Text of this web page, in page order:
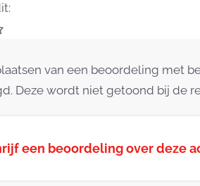
van een beoordeling met
Deze wordt niet getoond bij de
een beoordeling over deze